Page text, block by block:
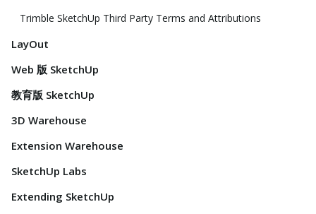
Trimble SketchUp Third Party Terms and Attributions
LayOut
Web 版 SketchUp
教育版 SketchUp
3D Warehouse
Extension Warehouse
SketchUp Labs
Extending SketchUp